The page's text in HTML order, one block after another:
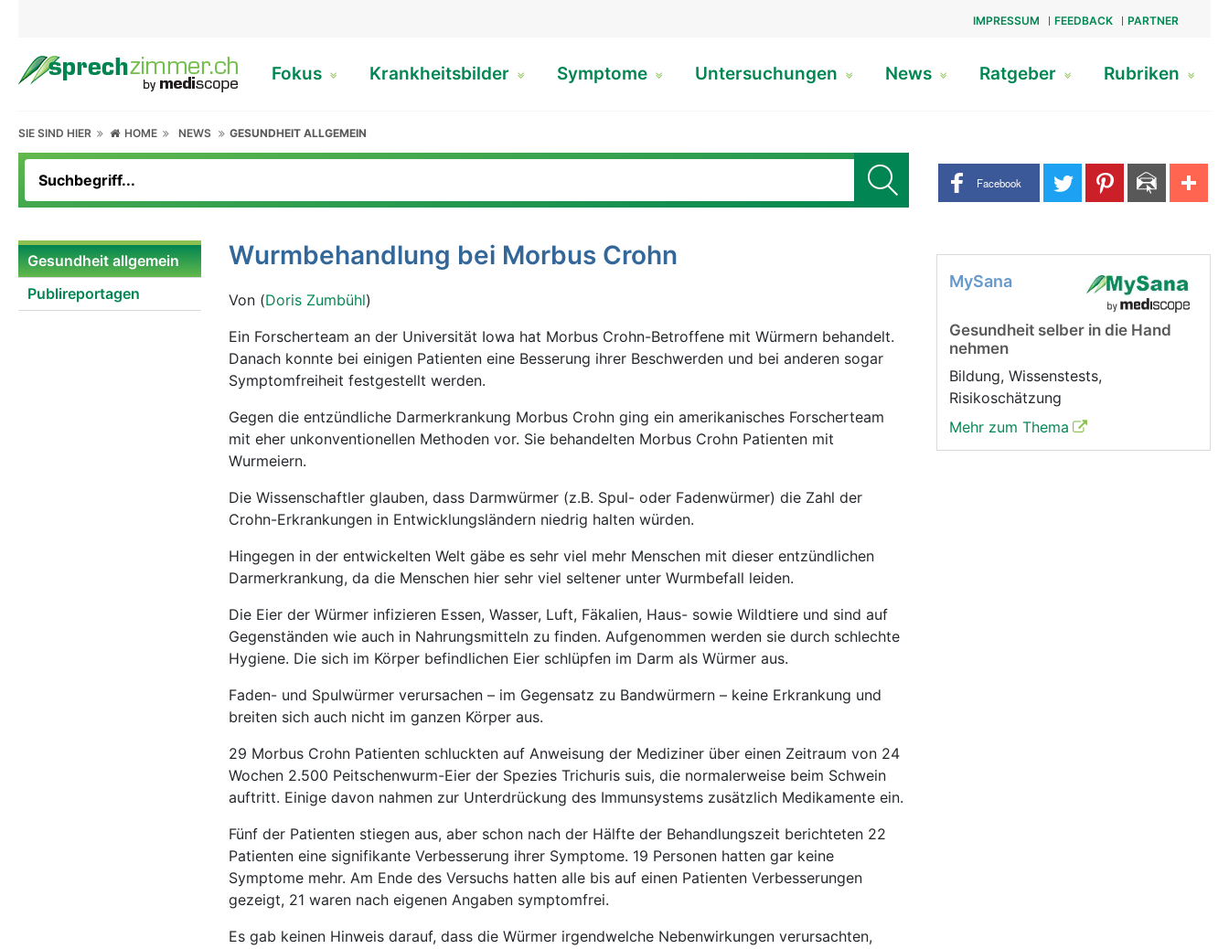
IMPRESSUM FEEDBACK PARTNER
Fokus Krankheitsbilder Symptome Untersuchungen News Ratgeber Rubriken
SIE SIND HIER HOME NEWS GESUNDHEIT ALLGEMEIN
Share buttons
Facebook
Gesundheit allgemein
Publireportagen
Wurmbehandlung bei Morbus Crohn
Von (Doris Zumbühl)
Ein Forscherteam an der Universität Iowa hat Morbus Crohn-Betroffene mit Würmern behandelt.
Danach konnte bei einigen Patienten eine Besserung ihrer Beschwerden und bei anderen sogar
Symptomfreiheit festgestellt werden.
Gegen die entzündliche Darmerkrankung Morbus Crohn ging ein amerikanisches Forscherteam
mit eher unkonventionellen Methoden vor. Sie behandelten Morbus Crohn Patienten mit
Wurmeiern.
Die Wissenschaftler glauben, dass Darmwürmer (z.B. Spul- oder Fadenwürmer) die Zahl der
Crohn-Erkrankungen in Entwicklungsländern niedrig halten würden.
Hingegen in der entwickelten Welt gäbe es sehr viel mehr Menschen mit dieser entzündlichen
Darmerkrankung, da die Menschen hier sehr viel seltener unter Wurmbefall leiden.
Die Eier der Würmer infizieren Essen, Wasser, Luft, Fäkalien, Haus- sowie Wildtiere und sind auf
Gegenständen wie auch in Nahrungsmitteln zu finden. Aufgenommen werden sie durch schlechte
Hygiene. Die sich im Körper befindlichen Eier schlüpfen im Darm als Würmer aus.
Faden- und Spulwürmer verursachen – im Gegensatz zu Bandwürmern – keine Erkrankung und
breiten sich auch nicht im ganzen Körper aus.
29 Morbus Crohn Patienten schluckten auf Anweisung der Mediziner über einen Zeitraum von 24
Wochen 2.500 Peitschenwurm-Eier der Spezies Trichuris suis, die normalerweise beim Schwein
auftritt. Einige davon nahmen zur Unterdrückung des Immunsystems zusätzlich Medikamente ein.
Fünf der Patienten stiegen aus, aber schon nach der Hälfte der Behandlungszeit berichteten 22
Patienten eine signifikante Verbesserung ihrer Symptome. 19 Personen hatten gar keine
Symptome mehr. Am Ende des Versuchs hatten alle bis auf einen Patienten Verbesserungen
gezeigt, 21 waren nach eigenen Angaben symptomfrei.
Es gab keinen Hinweis darauf, dass die Würmer irgendwelche Nebenwirkungen verursachten,
MySana
Gesundheit selber in die Hand
nehmen
Bildung, Wissenstests,
Risikoschätzung
Mehr zum Thema